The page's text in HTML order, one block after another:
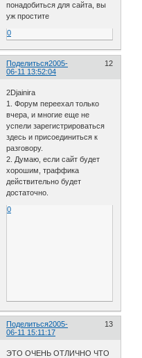
понадобиться для сайта, вы
уж простите
0
Поделиться 12
2005-
06-11 13:52:04
2Djainira
1. Форум переехал только
вчера, и многие еще не
успели зарегистрироваться
здесь и присоединиться к
разговору.
2. Думаю, если сайт будет
хорошим, траффика
действительно будет
достаточно.
0
Поделиться 13
2005-
06-11 15:11:17
ЭТО ОЧЕНЬ ОТЛИЧНО ЧТО